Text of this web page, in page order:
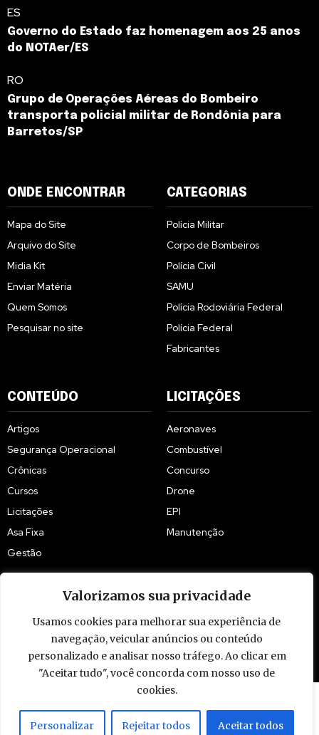
Valorizamos sua privacidade
Usamos cookies para melhorar sua experiência de
navegação, veicular anúncios ou conteúdo
personalizado e analisar nosso tráfego. Ao clicar em
"Aceitar tudo", você concorda com nosso uso de
cookies.
Personalizar Rejeitar todos Aceitar todos
ES
Governo do Estado faz homenagem aos 25 anos
do NOTAer/ES
RO
Grupo de Operações Aéreas do Bombeiro
transporta policial militar de Rondônia para
Barretos/SP
ONDE ENCONTRAR
Mapa do Site
Arquivo do Site
Midia Kit
Enviar Matéria
Quem Somos
Pesquisar no site
CATEGORIAS
Polícia Militar
Corpo de Bombeiros
Polícia Civil
SAMU
Polícia Rodoviária Federal
Polícia Federal
Fabricantes
CONTEÚDO
Artigos
Segurança Operacional
Crônicas
Cursos
Licitações
Asa Fixa
Gestão
LICITAÇÕES
Aeronaves
Combustível
Concurso
Drone
EPI
Manutenção
© 2009 - 2026 Piloto Policial. Todos os direitos reservados. Brasil.